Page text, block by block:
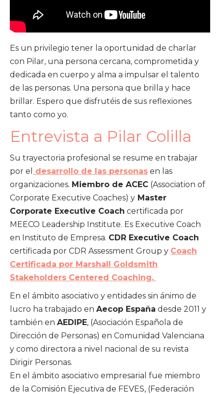
Es un privilegio tener la oportunidad de charlar
con Pilar, una persona cercana, comprometida y
dedicada en cuerpo y alma a impulsar el talento
de las personas. Una persona que brilla y hace
brillar. Espero que disfrutéis de sus reflexiones
tanto como yo.
Entrevista a Pilar Colilla
Su trayectoria profesional se resume en trabajar
por el
desarrollo de las personas en las
organizaciones. Miembro de ACEC (Association of
Corporate Executive Coaches) y Master
Corporate Executive Coach certificada por
MEECO Leadership Institute. Es Executive Coach
en Instituto de Empresa. CDR Executive Coach
certificada por CDR Assessment Group y Coach
Certificada por Marshall Goldsmith
Stakeholders Centered Coaching.
En el ámbito asociativo y entidades sin ánimo de
lucro ha trabajado en Aecop España desde 2011 y
también en AEDIPE, (Asociación Española de
Dirección de Personas) en Comunidad Valenciana
y como directora a nivel nacional de su revista
Dirigir Personas.
En el ámbito asociativo empresarial fue miembro
de la Comisión Ejecutiva de FEVES, (Federación